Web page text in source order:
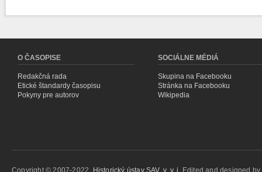
O ČASOPISE
Redakčná rada
Etické štandardy časopisu
Pokyny pre autorov
SOCIÁLNE MÉDIÁ
Skupina na Facebooku
Stránka na Facebooku
Wikipedia